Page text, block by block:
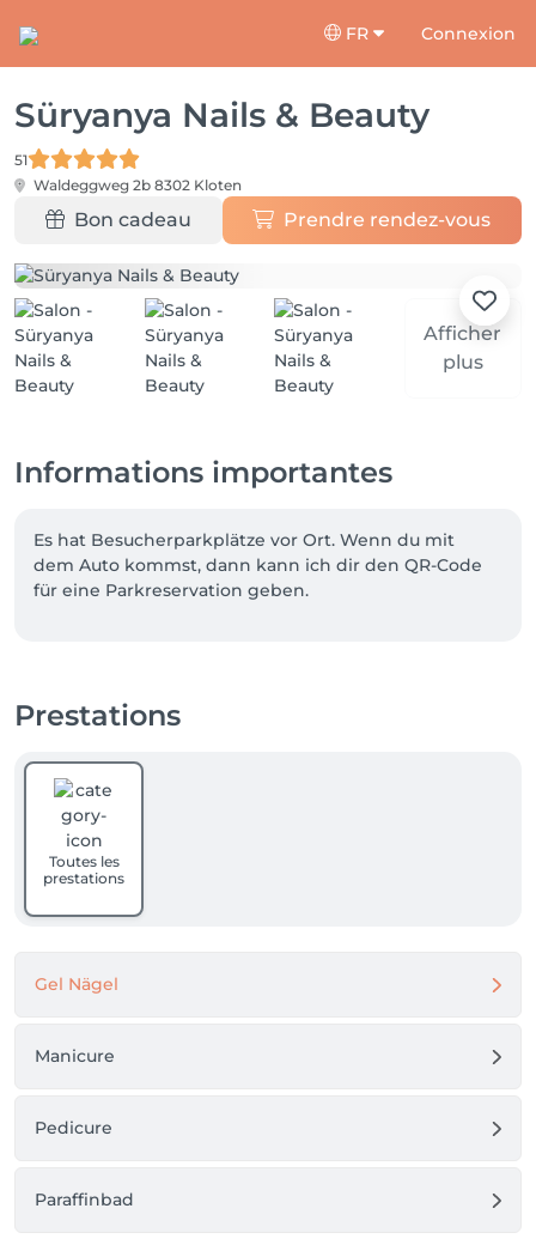
FR Connexion
Süryanya Nails & Beauty
51
Waldeggweg 2b 8302 Kloten
Bon cadeau Prendre rendez-vous
Afficher
plus
Informations importantes
Es hat Besucherparkplätze vor Ort. Wenn du mit
dem Auto kommst, dann kann ich dir den QR-Code
für eine Parkreservation geben.
Prestations
Toutes les
prestations
Gel Nägel
Manicure
Pedicure
Paraffinbad